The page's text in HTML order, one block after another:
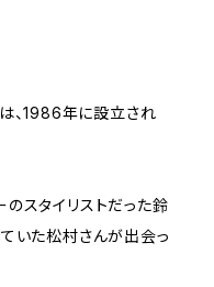
、1986年に設立され
スタイリストだった鈴
いた松村さんが出会っ